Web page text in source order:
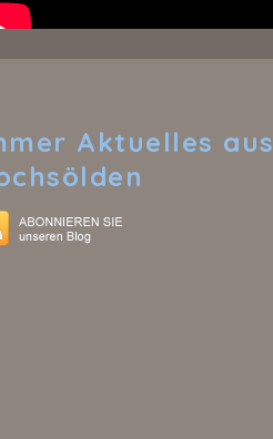
Aktuelles aus